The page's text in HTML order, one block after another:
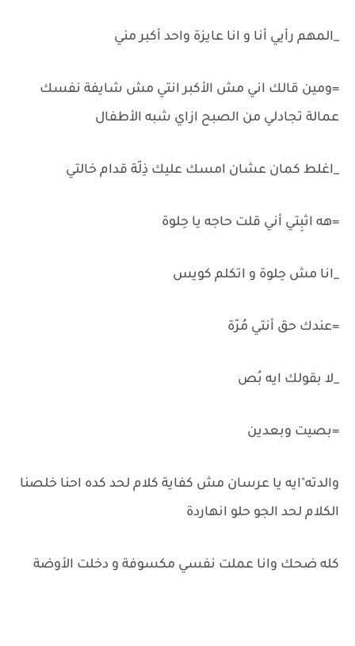
_المهم رأيي أنا و انا عايزة واحد أكبر مني
=ومين قالك اني مش الأكبر انتي مش شايفة نفسك
عمالة تجادلي من الصبح ازاي شبه الأطفال
_اغلط كمان عشان امسك عليك ذِلّة قدام خالتي
=هه اثبِتي أني قلت حاجه يا حِلوة
_انا مش حِلوة و اتكلم كويس
=عندك حق أنتي مُرّة
_لا بقولك ايه بُص
=بصيت وبعدين
والدته"ايه يا عرسان مش كفاية كلام لحد كده احنا خلصنا
الكلام لحد الجو حلو انهاردة
كله ضحك وانا عملت نفسي مكسوفة و دخلت الأوضة